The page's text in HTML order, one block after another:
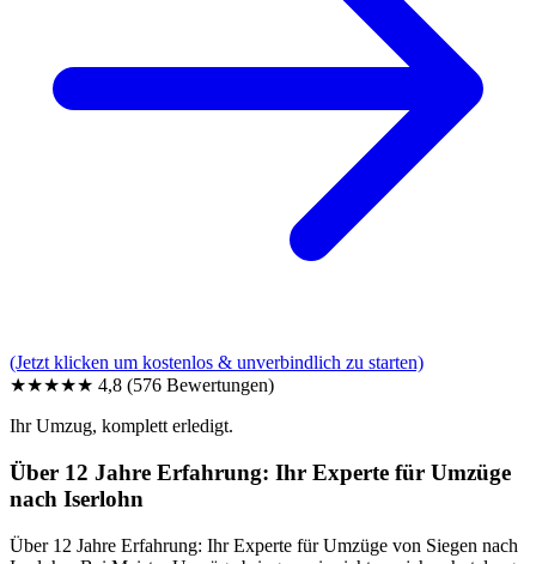
(Jetzt klicken um kostenlos & unverbindlich zu starten)
★★★★★ 4,8 (576 Bewertungen)
Ihr Umzug, komplett erledigt.
Über 12 Jahre Erfahrung: Ihr Experte für Umzüge
nach Iserlohn
Über 12 Jahre Erfahrung: Ihr Experte für Umzüge von Siegen nach